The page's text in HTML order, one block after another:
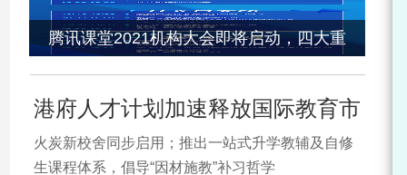
腾讯课堂2021机构大会即将启动，四大重
港府人才计划加速释放国际教育市
火炭新校舍同步启用；推出一站式升学教辅及自修
生课程体系，倡导“因材施教”补习哲学